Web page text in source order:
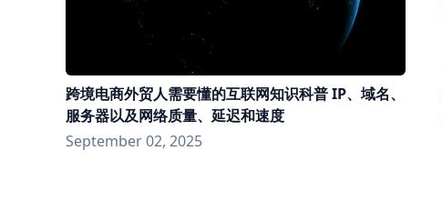
跨境电商外贸人需要懂的互联网知识科普 IP、域名、
服务器以及网络质量、延迟和速度
September 02, 2025